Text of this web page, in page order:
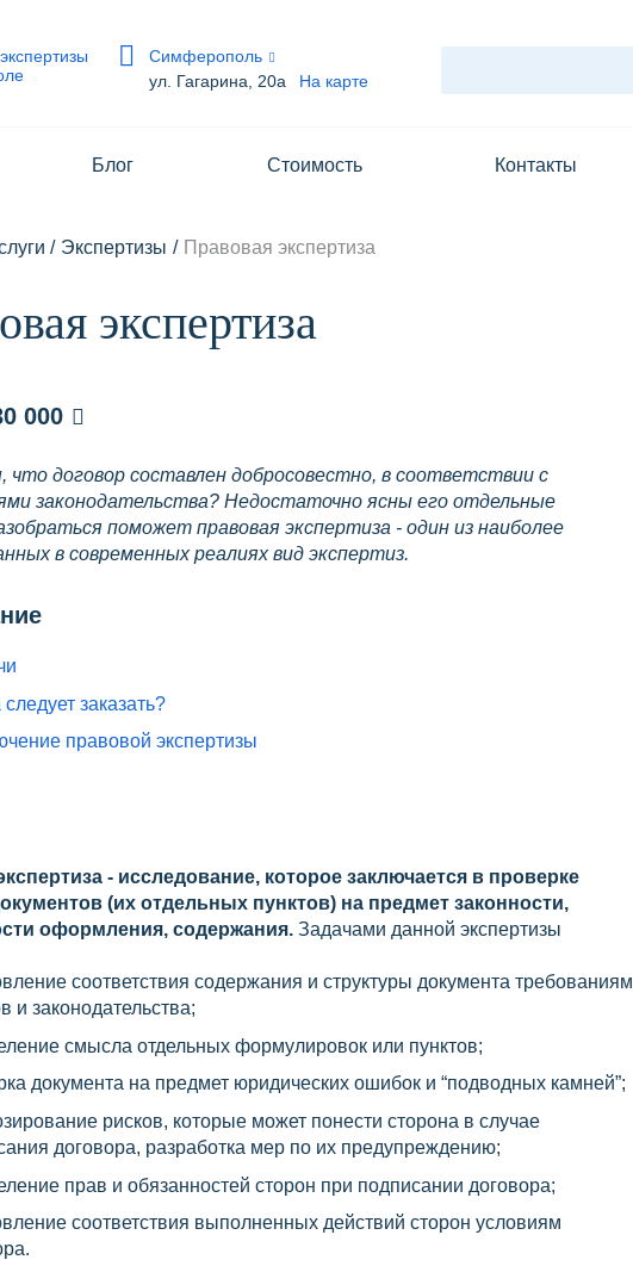
Симферополь
ул. Гагарина, 20а
На карте
Блог Стоимость Контакты
20а
15-97
консультацию
/ Экспертизы / Правовая экспертиза
экспертиза
000
что договор составлен добросовестно, в соответствии с
законодательства? Недостаточно ясны его отдельные
поможет правовая экспертиза - один из наиболее
в современных реалиях вид экспертиз.
следует заказать?
правовой экспертизы
- исследование, которое заключается в проверке
(их отдельных пунктов) на предмет законности,
оформления, содержания. Задачами данной экспертизы
соответствия содержания и структуры документа требованиям
и законодательства;
смысла отдельных формулировок или пунктов;
документа на предмет юридических ошибок и “подводных камней”;
рисков, которые может понести сторона в случае
договора, разработка мер по их предупреждению;
прав и обязанностей сторон при подписании договора;
соответствия выполненных действий сторон условиям